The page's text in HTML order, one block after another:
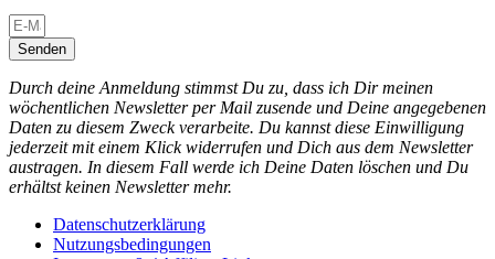
Senden
Durch deine Anmeldung stimmst Du zu, dass ich Dir meinen
wöchentlichen Newsletter per Mail zusende und Deine angegebenen
Daten zu diesem Zweck verarbeite. Du kannst diese Einwilligung
jederzeit mit einem Klick widerrufen und Dich aus dem Newsletter
austragen. In diesem Fall werde ich Deine Daten löschen und Du
erhältst keinen Newsletter mehr.
Datenschutzerklärung
Nutzungsbedingungen